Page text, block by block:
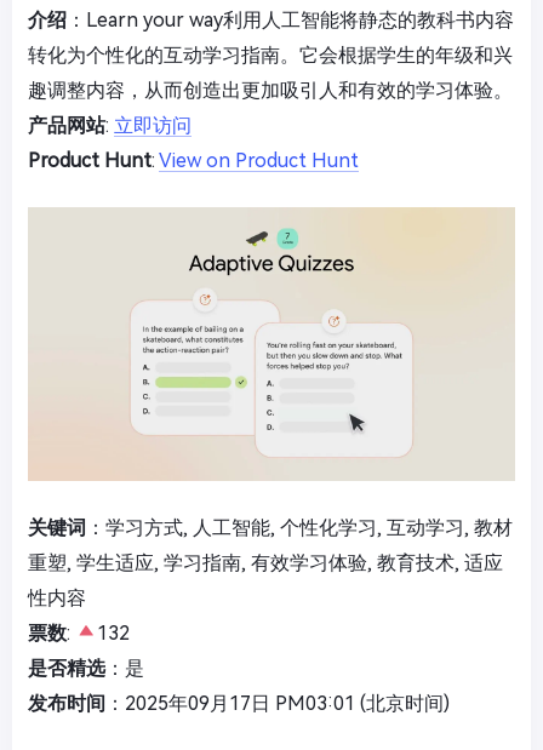
介绍 ：Learn your way利用人工智能将静态的教科书内容
转化为个性化的互动学习指南。它会根据学生的年级和兴
趣调整内容，从而创造出更加吸引人和有效的学习体验。
产品网站: 立即访问
Product Hunt: View on Product Hunt
关键词 ：学习方式, 人工智能, 个性化学习, 互动学习, 教材
重塑, 学生适应, 学习指南, 有效学习体验, 教育技术, 适应
性内容
票数:
132
是否精选：是
发布时间 ：2025年09月17日 PM03:01 (北京时间)